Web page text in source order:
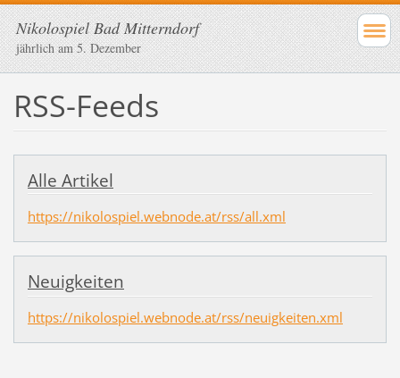
Nikolospiel Bad Mitterndorf
jährlich am 5. Dezember
RSS-Feeds
Alle Artikel
https://nikolospiel.webnode.at/rss/all.xml
Neuigkeiten
https://nikolospiel.webnode.at/rss/neuigkeiten.xml